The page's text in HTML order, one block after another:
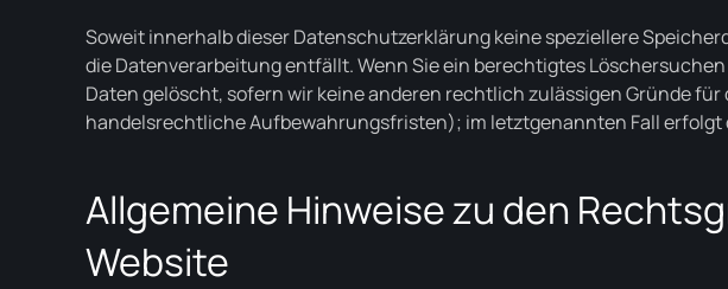
Soweit innerhalb dieser Datenschutzerklärung keine speziellere
die Datenverarbeitung entfällt. Wenn Sie ein berechtigtes
Daten gelöscht, sofern wir keine anderen rechtlich zulässigen Gründe
handelsrechtliche Aufbewahrungsfristen); im letztgenannten Fall erfolgt
Allgemeine Hinweise zu den
Website